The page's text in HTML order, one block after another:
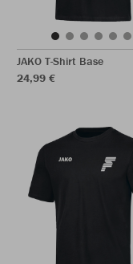
JAKO T-Shirt Base
24,99 €